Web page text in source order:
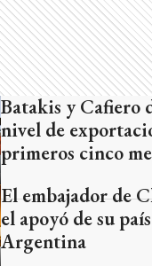
Batakis y Cafiero
nivel de
primeros cinco
El embajador de
el apoyó de su país
Argentina